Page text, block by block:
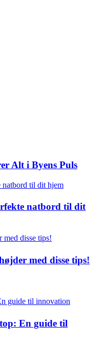
Alt i Byens Puls
natbord til dit
med disse tips!
En guide til